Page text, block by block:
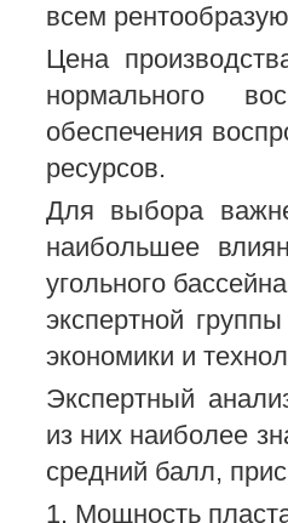
всем
Цена
нормального
обеспечения
ресурсов.
Для выбора
наибольшее
угольного
экспертной
экономики и
Экспертный
из них наиболее
средний балл,
1. Мощность